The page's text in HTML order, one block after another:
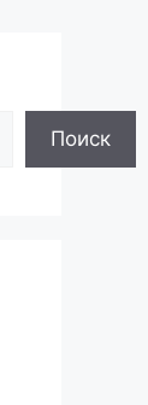
Поиск